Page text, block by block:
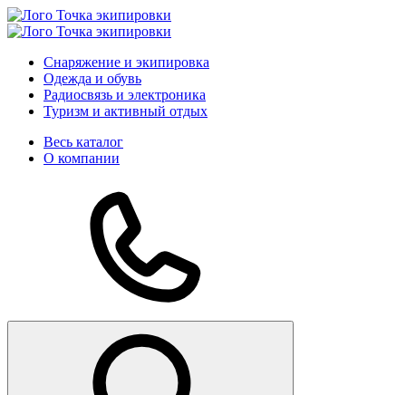
Снаряжение и экипировка
Одежда и обувь
Радиосвязь и электроника
Туризм и активный отдых
Весь каталог
О компании